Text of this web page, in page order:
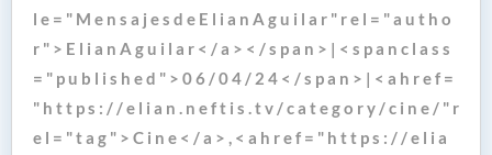
l e = " M e n s a j e s d e E l i a n A g u i l a r " r e l = " a u t h o
r " > E l i a n A g u i l a r < / a > < / s p a n > | < s p a n c l a s s
= " p u b l i s h e d " > 0 6 / 0 4 / 2 4 < / s p a n > | < a h r e f =
" h t t p s : / / e l i a n . n e f t i s . t v / c a t e g o r y / c i n e / " r
e l = " t a g " > C i n e < / a > , < a h r e f = " h t t p s : / / e l i a